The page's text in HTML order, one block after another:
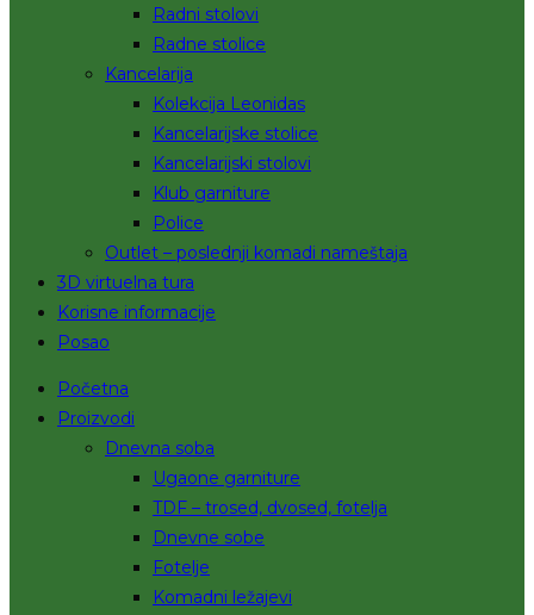
Radni stolovi
Radne stolice
Kancelarija
Kolekcija Leonidas
Kancelarijske stolice
Kancelarijski stolovi
Klub garniture
Police
Outlet – poslednji komadi nameštaja
3D virtuelna tura
Korisne informacije
Posao
Početna
Proizvodi
Dnevna soba
Ugaone garniture
TDF – trosed, dvosed, fotelja
Dnevne sobe
Fotelje
Komadni ležajevi